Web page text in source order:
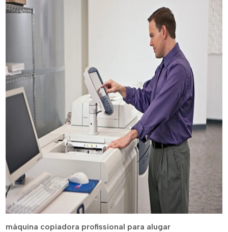
máquina copiadora profissional para alugar